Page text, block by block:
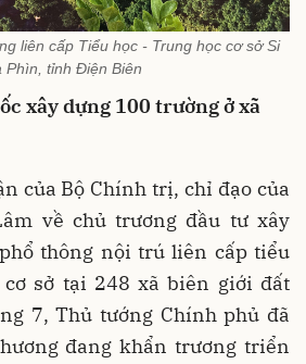
liên cấp Tiểu học - Trung học cơ sở Si
Phìn, tỉnh Điện Biên
xây dựng 100 trường ở xã
của Bộ Chính trị, chỉ đạo của
về chủ trương đầu tư xây
thông nội trú liên cấp tiểu
sở tại 248 xã biên giới đất
7, Thủ tướng Chính phủ đã
đang khẩn trương triển